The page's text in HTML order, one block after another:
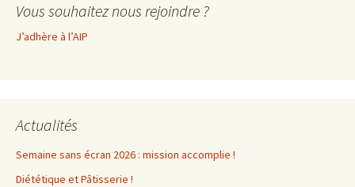
Vous souhaitez nous rejoindre ?
J’adhère à l’AIP
Actualités
Semaine sans écran 2026 : mission accomplie !
Diététique et Pâtisserie !